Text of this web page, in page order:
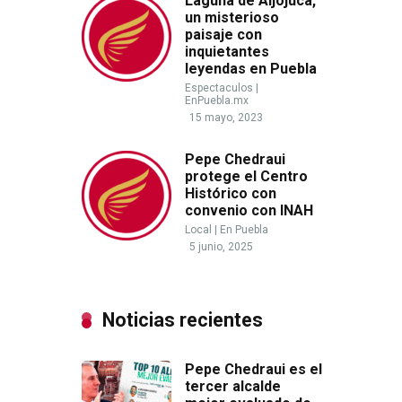
un misterioso
paisaje con
inquietantes
leyendas en Puebla
Espectaculos
EnPuebla.mx
15 mayo, 2023
Pepe Chedraui
protege el Centro
Histórico con
convenio con INAH
Local
En Puebla
5 junio, 2025
Noticias recientes
Pepe Chedraui es el
tercer alcalde